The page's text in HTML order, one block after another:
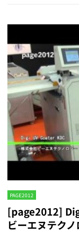
PAGE2012
[page2012]
ビーエヌテク